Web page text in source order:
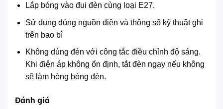
Lắp bóng vào đui đèn cùng loại E27.
Sử dụng đúng nguồn điện và thông số kỹ thuật ghi
trên bao bì
Không dùng đèn với công tắc điều chỉnh độ sáng.
Khi điện áp không ổn định, tắt đèn ngay nếu không
sẽ làm hỏng bóng đèn.
Đánh giá